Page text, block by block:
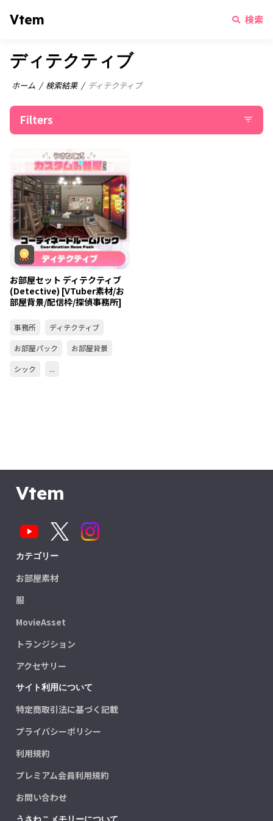
Vtem 検索
ディテクティブ
ホーム 検索結果 ディテクティブ
Filters filter_list
お部屋セット ディテクティブ
(Detective) [VTuber素材/お
部屋背景/配信枠/探偵事務所]
事務所
ディテクティブ
お部屋パック
お部屋背景
シック
...
Vtem
カテゴリー
お部屋素材
服
MovieAsset
トランジション
アクセサリー
サイト利用について
特定商取引法に基づく記載
プライバシーポリシー
利用規約
プレミアム会員利用規約
お問い合わせ